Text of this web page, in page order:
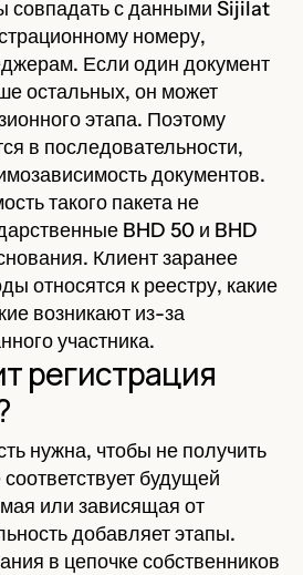
совпадать с данными Sijilat
номеру,
Если один документ
остальных, он может
этапа. Поэтому
в последовательности,
документов.
такого пакета не
BHD 50 и BHD
Клиент заранее
относятся к реестру, какие
возникают из-за
участника.
регистрация
нужна, чтобы не получить
будущей
или зависящая от
добавляет этапы.
в цепочке собственников